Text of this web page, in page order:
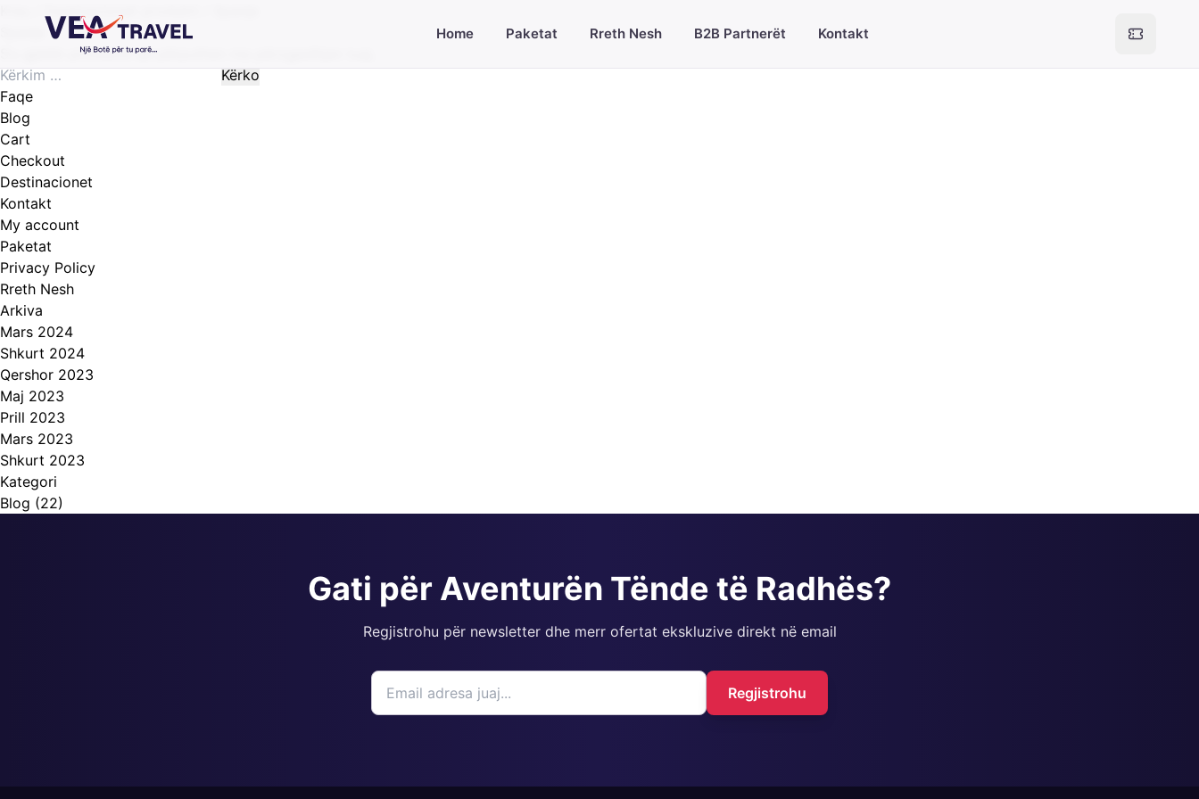
Home Paketat Rreth Nesh B2B Partnerët Kontakt
/ Destinacionet produkti / Spanje
S’u gjetën produkte që përputhen me përzgjedhjen tuaj.
Kërko
për:
Faqe
Blog
Cart
Checkout
Destinacionet
Kontakt
My account
Paketat
Privacy Policy
Rreth Nesh
Arkiva
Mars 2024
Shkurt 2024
Qershor 2023
Maj 2023
Prill 2023
Mars 2023
Shkurt 2023
Kategori
Blog (22)
Gati për Aventurën Tënde të Radhës?
Regjistrohu për newsletter dhe merr ofertat ekskluzive direkt në email
Regjistrohu